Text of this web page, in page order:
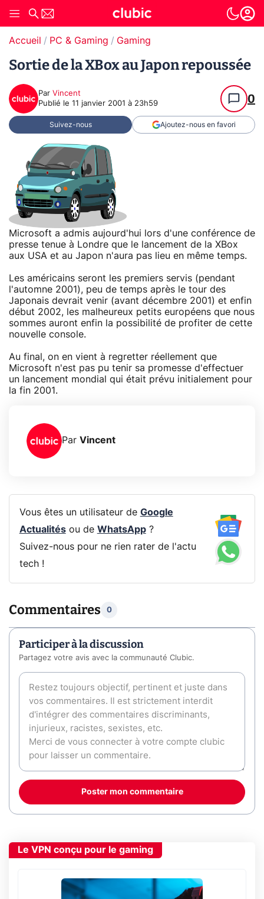
Accueil PC & Gaming Gaming
Sortie de la XBox au Japon repoussée
Par Vincent
Publié le 11 janvier 2001 à 23h59 0
Suivez-nous Ajoutez-nous en favori
Microsoft a admis aujourd'hui lors d'une conférence de
presse tenue à Londre que le lancement de la XBox
aux USA et au Japon n'aura pas lieu en même temps.
Les américains seront les premiers servis (pendant
l'automne 2001), peu de temps après le tour des
Japonais devrait venir (avant décembre 2001) et enfin
début 2002, les malheureux petits européens que nous
sommes auront enfin la possibilité de profiter de cette
nouvelle console.
Au final, on en vient à regretter réellement que
Microsoft n'est pas pu tenir sa promesse d'effectuer
un lancement mondial qui était prévu initialement pour
la fin 2001.
Par Vincent
Vous êtes un utilisateur de Google
Actualitésou de WhatsApp?
Suivez-nous pour ne rien rater de l'actu
tech !
Commentaires 0
Participer à la discussion
Partagez votre avis avec la communauté Clubic.
Poster mon commentaire
Le VPN conçu pour le gaming